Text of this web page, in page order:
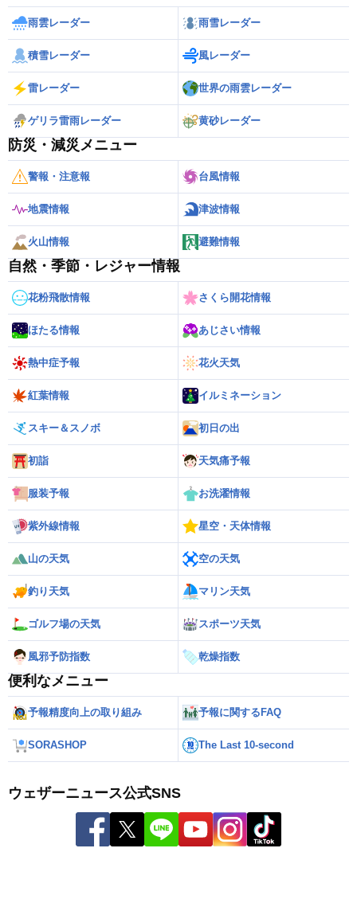
雨雲レーダー 雨雪レーダー
積雪レーダー 風レーダー
雷レーダー 世界の雨雲レーダー
ゲリラ雷雨レーダー 黄砂レーダー
防災・減災メニュー
警報・注意報 台風情報
地震情報 津波情報
火山情報 避難情報
自然・季節・レジャー情報
花粉飛散情報 さくら開花情報
ほたる情報 あじさい情報
熱中症予報 花火天気
紅葉情報 イルミネーション
スキー＆スノボ 初日の出
初詣 天気痛予報
服装予報 お洗濯情報
紫外線情報 星空・天体情報
山の天気 空の天気
釣り天気 マリン天気
ゴルフ場の天気 スポーツ天気
風邪予防指数 乾燥指数
便利なメニュー
予報精度向上の取り組み 予報に関するFAQ
SORASHOP The Last 10-second
ウェザーニュース公式SNS